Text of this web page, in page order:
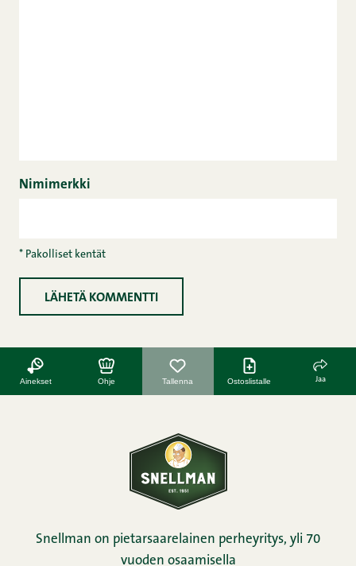
Nimimerkki
* Pakolliset kentät
Ainekset Ohje Tallenna Ostoslistalle Jaa
Snellman on pietarsaarelainen perheyritys, yli 70
vuoden osaamisella